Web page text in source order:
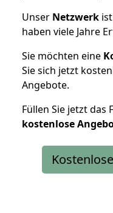
Unser Netzwerk
haben viele Jahre
Sie möchten eine
Sie sich jetzt
Angebote.
Füllen Sie jetzt das
kostenlose